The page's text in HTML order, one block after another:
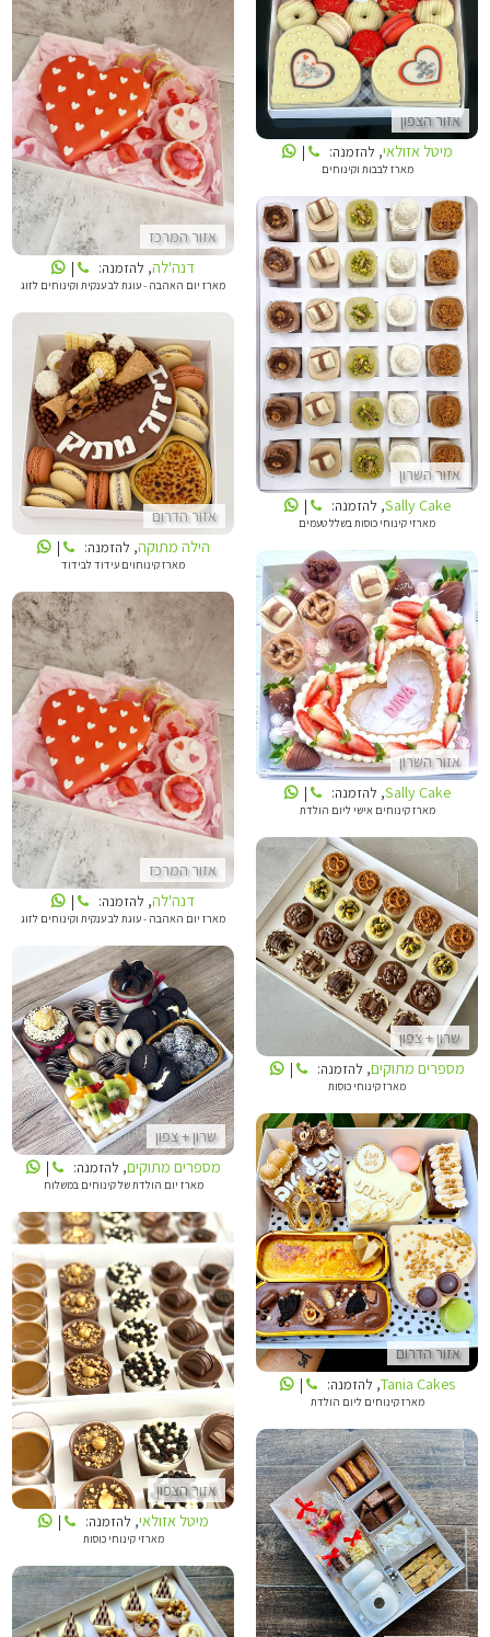
אזור הצפון
מיטל אזולאי
מיטל אזולאי, להזמנה: |
מארז לבבות וקינוחים
אזור המרכז
דנה'לה
דנה'לה, להזמנה: |
מארז יום האהבה - עוגת לב ענקית וקינוחים לזוג
אזור השרון
SALLY CAKE
Sally Cake, להזמנה: |
מארזי קינוחי כוסות בשלל טעמים אזור הדרום
הילה מתוקה
הילה מתוקה, להזמנה: |
מארז קינוחוים עידוד לבידוד
אזור השרון
SALLY CAKE
Sally Cake, להזמנה: |
מארז קינוחים אישי ליום הולדת
אזור המרכז
דנה'לה
דנה'לה, להזמנה: |
מארז יום האהבה - עוגת לב ענקית וקינוחים לזוג
שרון + צפון
מספרים מתוקים
מספרים מתוקים, להזמנה: |
מארז קינוחי כוסות
שרון + צפון
מספרים מתוקים
מספרים מתוקים, להזמנה: |
מארז יום הולדת של קינוחים במשלוח
אזור הדרום
TANIA CAKES
Tania Cakes, להזמנה: |
מארז קינוחים ליום הולדת
אזור הצפון
מיטל אזולאי
מיטל אזולאי, להזמנה: |
מארזי קינוחי כוסות
NINI - עוגות וקינוחים